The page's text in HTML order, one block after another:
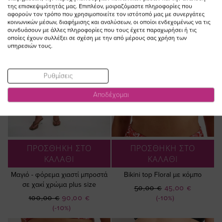
ΠΡΟΣΘΗΚΗ ΣΤΟ
ΚΑΛΑΘΙ
Μαγιό - φόρεμα χιαστί μπροστά
σε χακί χρώμα plus size
(-10%)
Ειδική
Τιμή
90,00 €
100,00 €
ΠΡΟΣΘΗΚΗ ΣΤΟ
ΚΑΛΑΘΙ
Bikini top Floral με κόμπο
(-10%)
Ειδική
Τιμή
45,00 €
50,00 €
της επισκεψιμότητάς μας. Επιπλέον, μοιραζόμαστε πληροφορίες που
αφορούν τον τρόπο που χρησιμοποιείτε τον ιστότοπό μας με συνεργάτες
κοινωνικών μέσων, διαφήμισης και αναλύσεων, οι οποίοι ενδεχομένως να τις
συνδυάσουν με άλλες πληροφορίες που τους έχετε παραχωρήσει ή τις
οποίες έχουν συλλέξει σε σχέση με την από μέρους σας χρήση των
υπηρεσιών τους.
Ρυθμίσεις
Αποδέχομαι